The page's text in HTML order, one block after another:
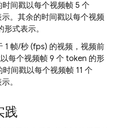
时间戳以每个视频帧 5 个
。其余的时间戳以每个视频
式表示。
1 帧/秒 (fps) 的视频，视频前
每个视频帧 9 个 token 的形
间戳以每个视频帧 11 个
。
践